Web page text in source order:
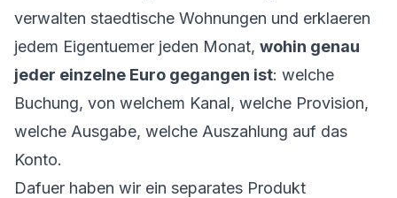
verwalten staedtische Wohnungen und erklaeren
jedem Eigentuemer jeden Monat, wohin genau
jeder einzelne Euro gegangen ist: welche
Buchung, von welchem Kanal, welche Provision,
welche Ausgabe, welche Auszahlung auf das
Konto.
Dafuer haben wir ein separates Produkt